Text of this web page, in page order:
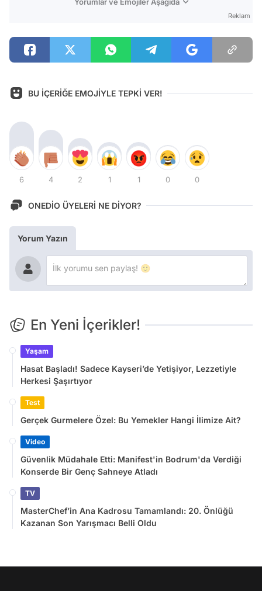
Yorumlar ve Emojiler Aşağıda
Reklam
BU İÇERİĞE EMOJİYLE TEPKİ VER!
6 4 2 1 1 0 0
ONEDİO ÜYELERİ NE DİYOR?
Yorum Yazın
En Yeni İçerikler!
Yaşam
Hasat Başladı! Sadece Kayseri’de Yetişiyor, Lezzetiyle
Herkesi Şaşırtıyor
Test
Gerçek Gurmelere Özel: Bu Yemekler Hangi İlimize Ait?
Video
Güvenlik Müdahale Etti: Manifest'in Bodrum'da Verdiği
Konserde Bir Genç Sahneye Atladı
TV
MasterChef’in Ana Kadrosu Tamamlandı: 20. Önlüğü
Kazanan Son Yarışmacı Belli Oldu